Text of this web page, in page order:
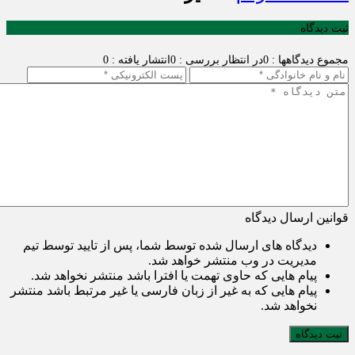
ثبت دیدگاه
مجموع دیدگاهها : 0 در انتظار بررسی : 0 انتشار یافته : 0
قوانین ارسال دیدگاه
دیدگاه های ارسال شده توسط شما، پس از تایید توسط تیم
مدیریت در وب منتشر خواهد شد.
پیام هایی که حاوی تهمت یا افترا باشد منتشر نخواهد شد.
پیام هایی که به غیر از زبان فارسی یا غیر مرتبط باشد منتشر
نخواهد شد.
ثبت دیدگاه